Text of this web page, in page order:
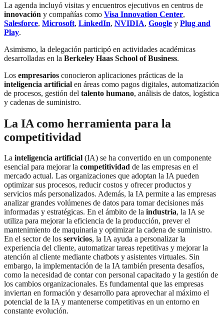
La agenda incluyó visitas y encuentros ejecutivos en centros de
innovación y compañías como Visa Innovation Center,
Salesforce, Microsoft, LinkedIn, NVIDIA, Google y Plug and
Play.
Asimismo, la delegación participó en actividades académicas
desarrolladas en la Berkeley Haas School of Business.
Los empresarios conocieron aplicaciones prácticas de la
inteligencia artificial en áreas como pagos digitales, automatización
de procesos, gestión del talento humano, análisis de datos, logística
y cadenas de suministro.
La IA como herramienta para la
competitividad
La inteligencia artificial (IA) se ha convertido en un componente
esencial para mejorar la competitividad de las empresas en el
mercado actual. Las organizaciones que adoptan la IA pueden
optimizar sus procesos, reducir costos y ofrecer productos y
servicios más personalizados. Además, la IA permite a las empresas
analizar grandes volúmenes de datos para tomar decisiones más
informadas y estratégicas. En el ámbito de la industria, la IA se
utiliza para mejorar la eficiencia de la producción, prever el
mantenimiento de maquinaria y optimizar la cadena de suministro.
En el sector de los servicios, la IA ayuda a personalizar la
experiencia del cliente, automatizar tareas repetitivas y mejorar la
atención al cliente mediante chatbots y asistentes virtuales. Sin
embargo, la implementación de la IA también presenta desafíos,
como la necesidad de contar con personal capacitado y la gestión de
los cambios organizacionales. Es fundamental que las empresas
inviertan en formación y desarrollo para aprovechar al máximo el
potencial de la IA y mantenerse competitivas en un entorno en
constante evolución.